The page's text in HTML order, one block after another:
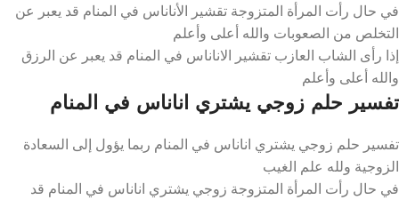
في حال رأت المرأة المتزوجة تقشير الأناناس في المنام قد يعبر عن
التخلص من الصعوبات والله أعلى وأعلم
إذا رأى الشاب العازب تقشير الاناناس في المنام قد يعبر عن الرزق
والله أعلى وأعلم
تفسير حلم زوجي يشتري اناناس في المنام
تفسير حلم زوجي يشتري اناناس في المنام ربما يؤول إلى السعادة
الزوجية ولله علم الغيب
في حال رأت المرأة المتزوجة زوجي يشتري اناناس في المنام قد